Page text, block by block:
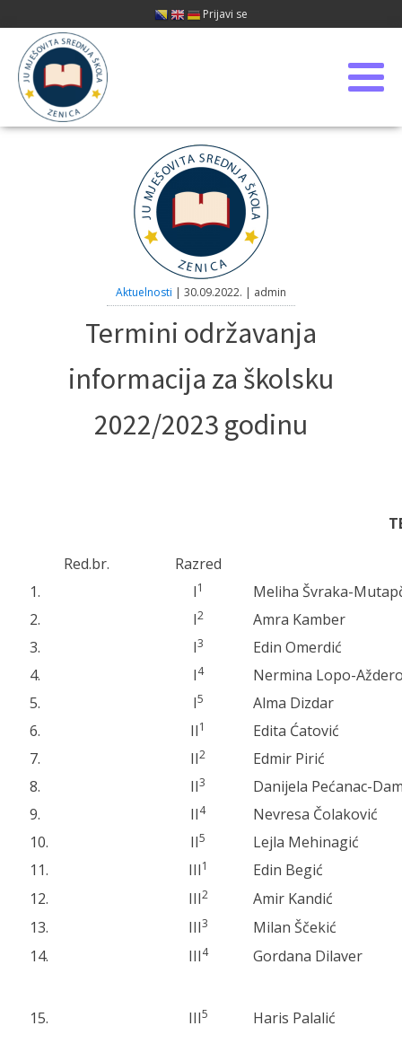
Prijavi se
Aktuelnosti | 30.09.2022. | admin
Termini održavanja
informacija za školsku
2022/2023 godinu
Red.br.
Razred
1.
I1
Meliha Švraka-
2.
I2
Amra Kamber
3.
I3
Edin Omerdić
4.
I4
Nermina Lopo-
5.
I5
Alma Dizdar
6.
II1
Edita Ćatović
7.
II2
Edmir Pirić
8.
II3
Danijela Pećanac-
9.
II4
Nevresa Čolaković
10.
II5
Lejla Mehinagić
11.
III1
Edin Begić
12.
III2
Amir Kandić
13.
III3
Milan Ščekić
14.
III4 Gordana Dilaver
15. III5 Haris Palalić